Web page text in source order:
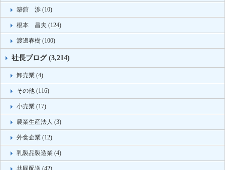
築舘 渉 (10)
根本 昌夫 (124)
渡邊春樹 (100)
社長ブログ (3,214)
卸売業 (4)
その他 (116)
小売業 (17)
農業生産法人 (3)
外食企業 (12)
乳製品製造業 (4)